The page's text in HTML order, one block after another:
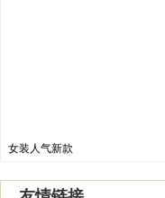
女装人气新款